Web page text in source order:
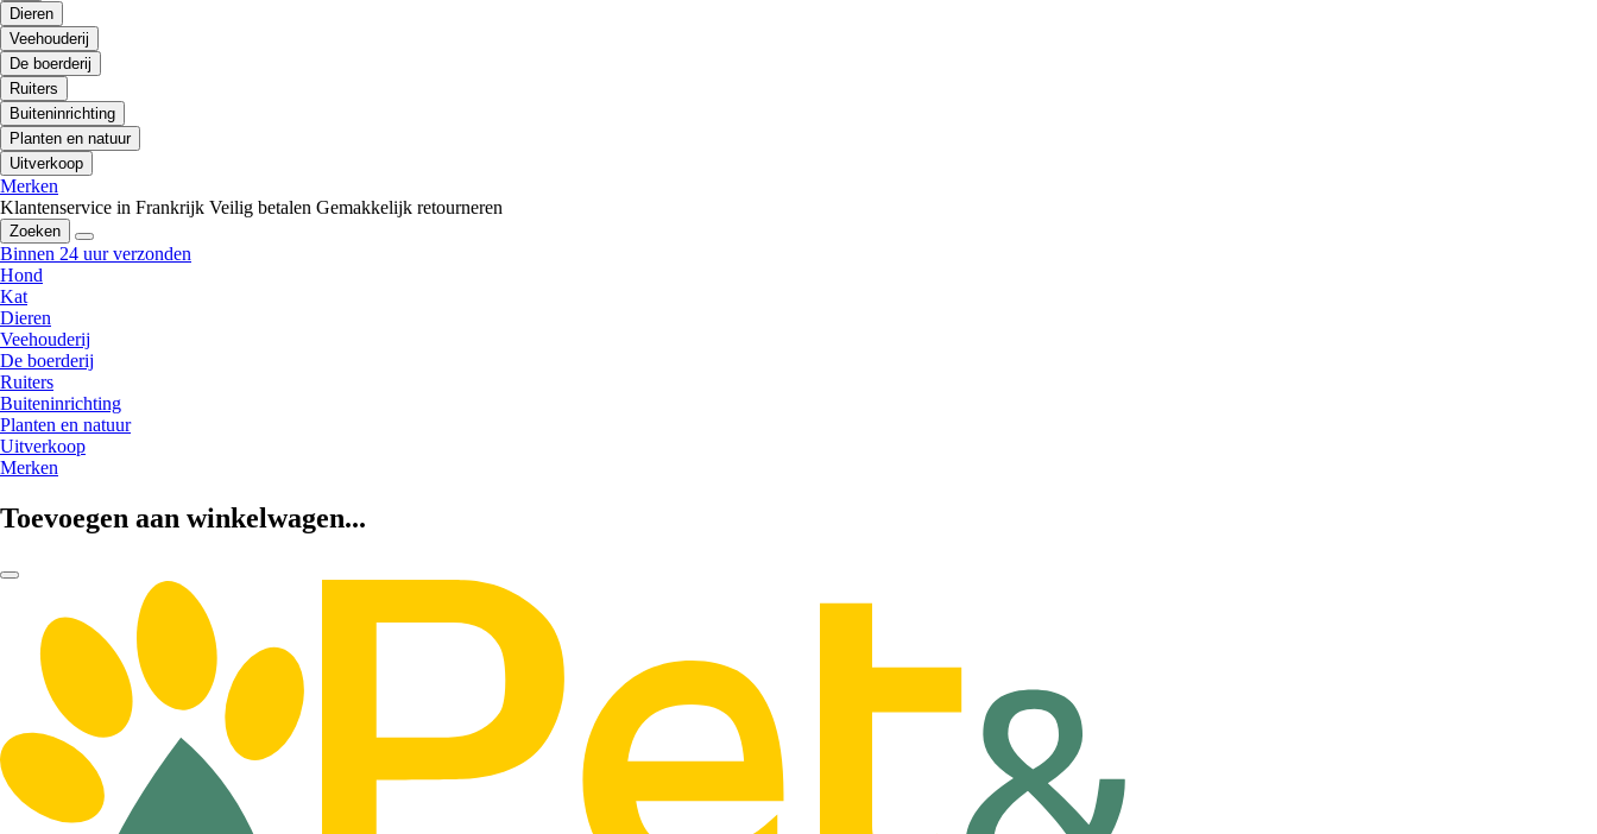
Dieren
Veehouderij
De boerderij
Ruiters
Buiteninrichting
Planten en natuur
Uitverkoop
Merken
Klantenservice in Frankrijk Veilig betalen Gemakkelijk retourneren
Zoeken
Binnen 24 uur verzonden
Hond
Kat
Dieren
Veehouderij
De boerderij
Ruiters
Buiteninrichting
Planten en natuur
Uitverkoop
Merken
Toevoegen aan winkelwagen...